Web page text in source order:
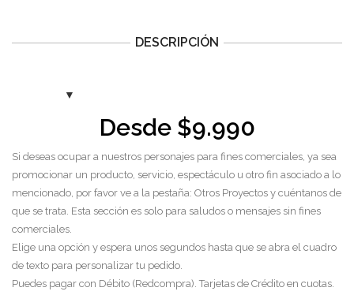
DESCRIPCIÓN
Desde $9.990
Si deseas ocupar a nuestros personajes para fines comerciales, ya sea
promocionar un producto, servicio, espectáculo u otro fin asociado a lo
mencionado, por favor ve a la pestaña: Otros Proyectos y cuéntanos de
que se trata. Esta sección es solo para saludos o mensajes sin fines
comerciales.
Elige una opción y espera unos segundos hasta que se abra el cuadro
de texto para personalizar tu pedido.
Puedes pagar con Débito (Redcompra). Tarjetas de Crédito en cuotas.